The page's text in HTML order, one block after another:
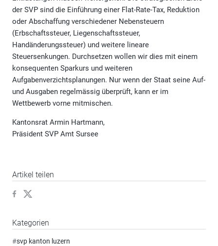
der SVP sind die Einführung einer Flat-Rate-Tax, Reduktion
oder Abschaffung verschiedener Nebensteuern
(Erbschaftssteuer, Liegenschaftssteuer,
Handänderungssteuer) und weitere lineare
Steuersenkungen. Durchsetzen wollen wir dies mit einem
konsequenten Sparkurs und weiteren
Aufgabenverzichtsplanungen. Nur wenn der Staat seine Auf-
und Ausgaben regelmässig überprüft, kann er im
Wettbewerb vorne mitmischen.
Kantonsrat Armin Hartmann,
Präsident SVP Amt Sursee
Artikel teilen
Kategorien
#svp kanton luzern